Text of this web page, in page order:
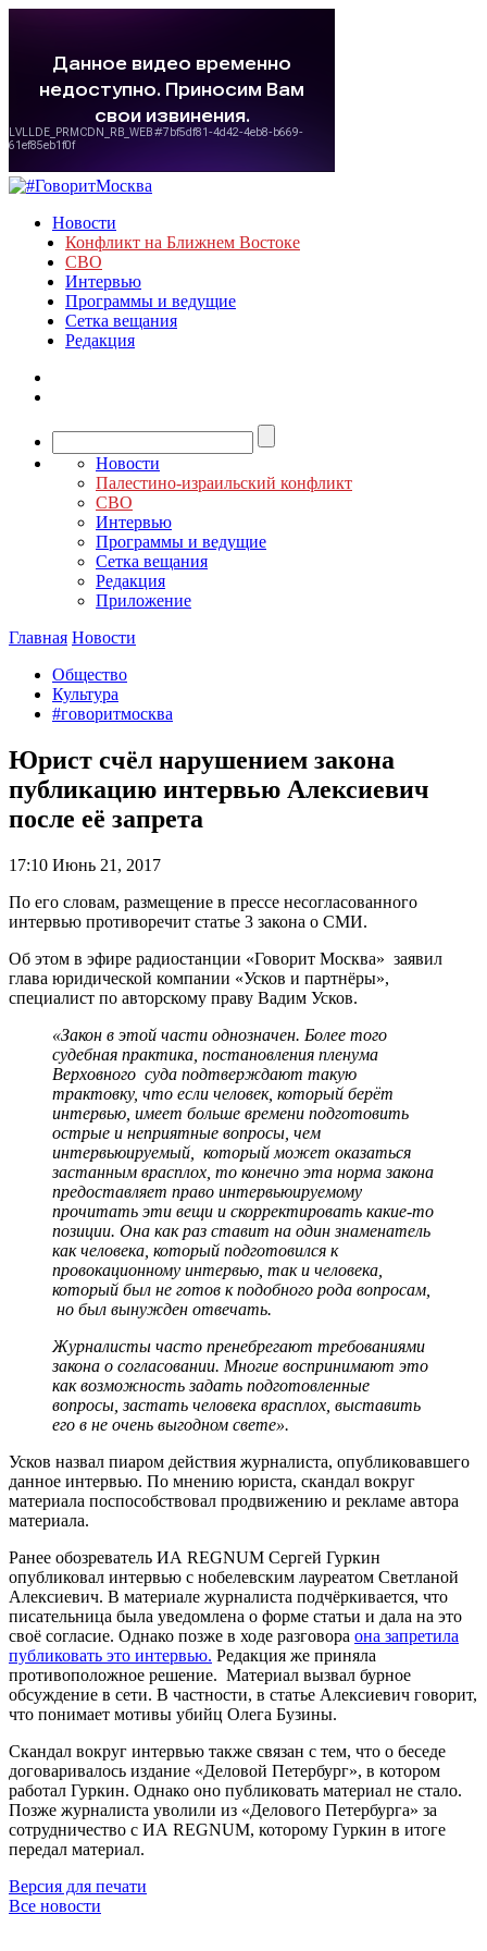
Новости
Конфликт на Ближнем Востоке
СВО
Интервью
Программы и ведущие
Сетка вещания
Редакция
Новости
Палестино-израильский конфликт
СВО
Интервью
Программы и ведущие
Сетка вещания
Редакция
Приложение
Главная Новости
Общество
Культура
#говоритмосква
Юрист счёл нарушением закона
публикацию интервью Алексиевич
после её запрета
17:10 Июнь 21, 2017
По его словам, размещение в прессе несогласованного
интервью противоречит статье 3 закона о СМИ.
Об этом в эфире радиостанции «Говорит Москва» заявил
глава юридической компании «Усков и партнёры»,
специалист по авторскому праву Вадим Усков.
«Закон в этой части однозначен. Более того
судебная практика, постановления пленума
Верховного суда подтверждают такую
трактовку, что если человек, который берёт
интервью, имеет больше времени подготовить
острые и неприятные вопросы, чем
интервьюируемый, который может оказаться
застанным врасплох, то конечно эта норма закона
предоставляет право интервьюируемому
прочитать эти вещи и скорректировать какие-то
позиции. Она как раз ставит на один знаменатель
как человека, который подготовился к
провокационному интервью, так и человека,
который был не готов к подобного рода вопросам,
но был вынужден отвечать.
Журналисты часто пренебрегают требованиями
закона о согласовании. Многие воспринимают это
как возможность задать подготовленные
вопросы, застать человека врасплох, выставить
его в не очень выгодном свете».
Усков назвал пиаром действия журналиста, опубликовавшего
данное интервью. По мнению юриста, скандал вокруг
материала поспособствовал продвижению и рекламе автора
материала.
Ранее обозреватель ИА REGNUM Сергей Гуркин
опубликовал интервью с нобелевским лауреатом Светланой
Алексиевич. В материале журналиста подчёркивается, что
писательница была уведомлена о форме статьи и дала на это
своё согласие. Однако позже в ходе разговора она запретила
публиковать это интервью. Редакция же приняла
противоположное решение. Материал вызвал бурное
обсуждение в сети. В частности, в статье Алексиевич говорит,
что понимает мотивы убийц Олега Бузины.
Скандал вокруг интервью также связан с тем, что о беседе
договаривалось издание «Деловой Петербург», в котором
работал Гуркин. Однако оно публиковать материал не стало.
Позже журналиста уволили из «Делового Петербурга» за
сотрудничество с ИА REGNUM, которому Гуркин в итоге
передал материал.
Версия для печати
Все новости